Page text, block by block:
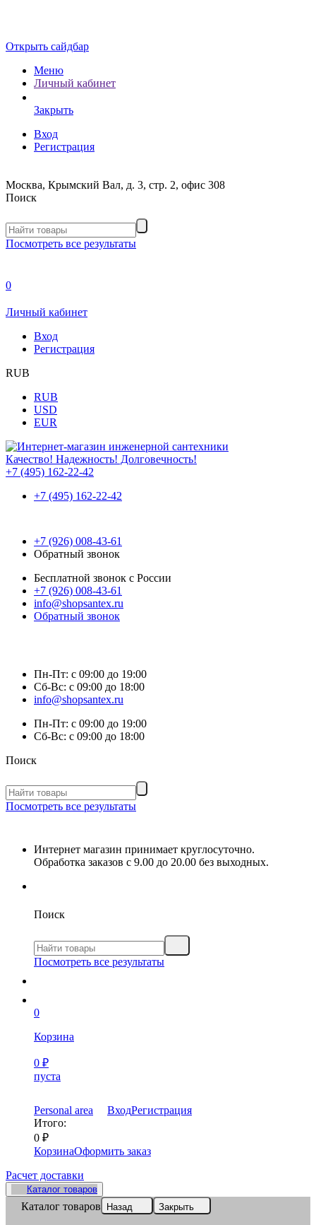
Открыть сайдбар
Меню
Личный кабинет
Закрыть
Вход
Регистрация
Москва, Крымский Вал, д. 3, стр. 2, офис 308
Поиск
Посмотреть все результаты
0
Личный кабинет
Вход
Регистрация
RUB
RUB
USD
EUR
Качество! Надежность! Долговечность!
+7 (495) 162-22-42
+7 (495) 162-22-42
+7 (926) 008-43-61
Обратный звонок
Бесплатной звонок с России
+7 (926) 008-43-61
info@shopsantex.ru
Обратный звонок
Пн-Пт: с 09:00 до 19:00
Сб-Вс: с 09:00 до 18:00
info@shopsantex.ru
Пн-Пт: с 09:00 до 19:00
Сб-Вс: с 09:00 до 18:00
Поиск
Посмотреть все результаты
Интернет магазин принимает круглосуточно.
Обработка заказов с 9.00 до 20.00 без выходных.
Поиск
Посмотреть все результаты
0
Корзина
0 ₽
пуста
Personal area ВходРегистрация
Итого:
0 ₽
КорзинаОформить заказ
Расчет доставки
Каталог товаров
Каталог товаров Назад Закрыть